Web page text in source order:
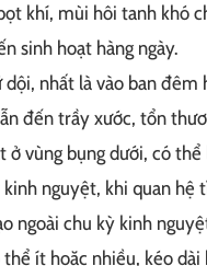
khí, mùi hôi tanh khó
sinh hoạt hàng ngày.
dội, nhất là vào ban
đến trầy xước, tổn
vùng bụng dưới, có thể
nguyệt, khi quan
ngoài chu kỳ kinh
ít hoặc nhiều, kéo dài